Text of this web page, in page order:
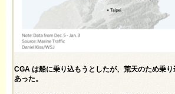
CGA は船に乗り込もうとしたが、荒天のため乗
あった。